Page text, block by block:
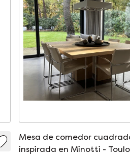
Mesa de comedor
inspirada en Minotti -